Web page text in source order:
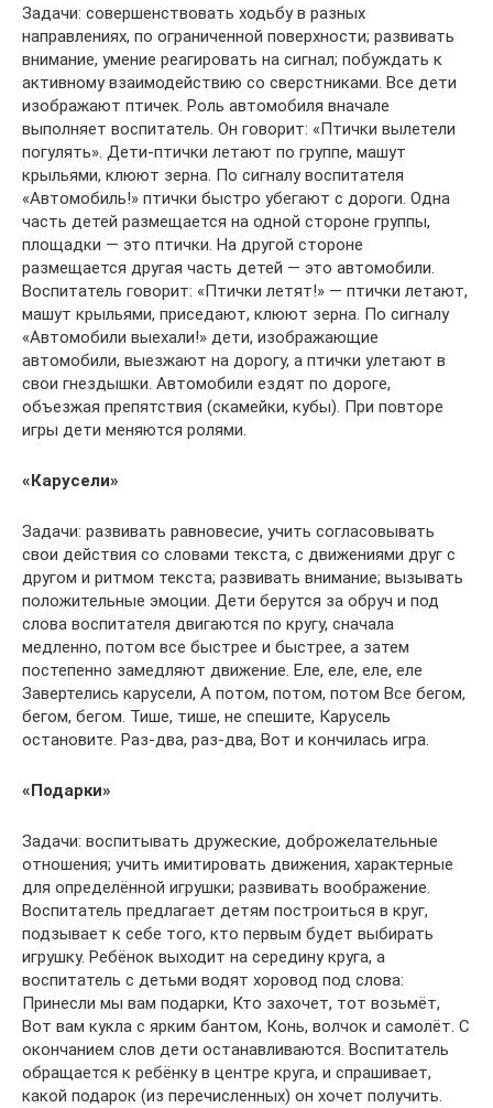
Задачи: совершенствовать ходьбу в разных
направлениях, по ограниченной поверхности; развивать
внимание, умение реагировать на сигнал; побуждать к
активному взаимодействию со сверстниками. Все дети
изображают птичек. Роль автомобиля вначале
выполняет воспитатель. Он говорит: «Птички вылетели
погулять». Дети-птички летают по группе, машут
крыльями, клюют зерна. По сигналу воспитателя
«Автомобиль!» птички быстро убегают с дороги. Одна
часть детей размещается на одной стороне группы,
площадки — это птички. На другой стороне
размещается другая часть детей — это автомобили.
Воспитатель говорит: «Птички летят!» — птички летают,
машут крыльями, приседают, клюют зерна. По сигналу
«Автомобили выехали!» дети, изображающие
автомобили, выезжают на дорогу, а птички улетают в
свои гнездышки. Автомобили ездят по дороге,
объезжая препятствия (скамейки, кубы). При повторе
игры дети меняются ролями.
«Карусели»
Задачи: развивать равновесие, учить согласовывать
свои действия со словами текста, с движениями друг с
другом и ритмом текста; развивать внимание; вызывать
положительные эмоции. Дети берутся за обруч и под
слова воспитателя двигаются по кругу, сначала
медленно, потом все быстрее и быстрее, а затем
постепенно замедляют движение. Еле, еле, еле, еле
Завертелись карусели, А потом, потом, потом Все бегом,
бегом, бегом. Тише, тише, не спешите, Карусель
остановите. Раз-два, раз-два, Вот и кончилась игра.
«Подарки»
Задачи: воспитывать дружеские, доброжелательные
отношения; учить имитировать движения, характерные
для определённой игрушки; развивать воображение.
Воспитатель предлагает детям построиться в круг,
подзывает к себе того, кто первым будет выбирать
игрушку. Ребёнок выходит на середину круга, а
воспитатель с детьми водят хоровод под слова:
Принесли мы вам подарки, Кто захочет, тот возьмёт,
Вот вам кукла с ярким бантом, Конь, волчок и самолёт. С
окончанием слов дети останавливаются. Воспитатель
обращается к ребёнку в центре круга, и спрашивает,
какой подарок (из перечисленных) он хочет получить.